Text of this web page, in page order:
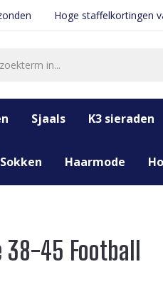
Hoge staffelkortingen
Sjaals K3 sieraden
Sokken Haarmode
45 Football